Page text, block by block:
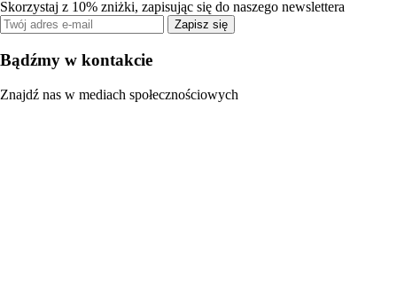
Skorzystaj z 10% zniżki, zapisując się do naszego newslettera
Zapisz się
Bądźmy w kontakcie
Znajdź nas w mediach społecznościowych